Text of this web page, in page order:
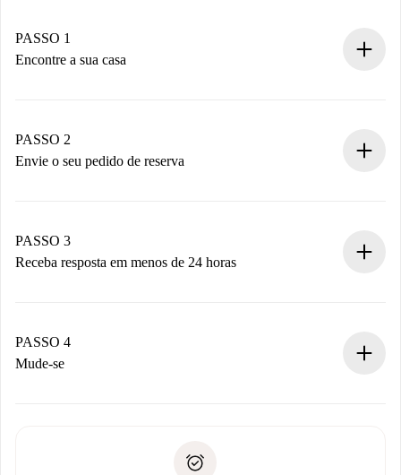
PASSO 1
Encontre a sua casa
Você tem todas as informações necessárias
antecipadamente.
PASSO 2
Envie o seu pedido de reserva
Não cobramos nada até que o proprietário confirme.
PASSO 3
Receba resposta em menos de 24 horas
proprietário.
Se recusada: não cobraremos nada e ofereceremos
Débito direto bancário
PASSO 4
Mude-se
não comunicar nenhum problema.